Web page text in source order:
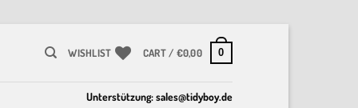
WISHLIST CART / €0,00 0
Unterstützung:sales@tidyboy.de